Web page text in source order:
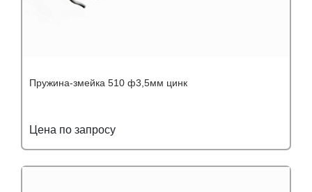
Пружина-змейка 510 ф3,5мм цинк
Цена по запросу